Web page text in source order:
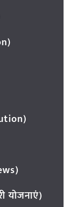
योजनाएं)